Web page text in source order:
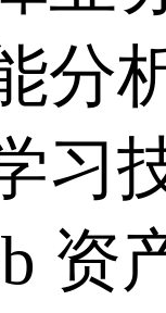
分
习
资